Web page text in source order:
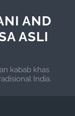
AND
ASLI
kabab khas
India.